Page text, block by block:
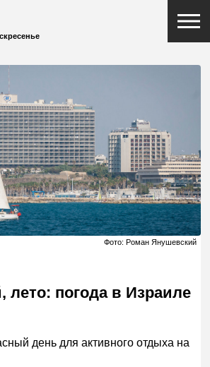
Фото: Роман Янушевский
лето: погода в Израиле
день для активного отдыха на